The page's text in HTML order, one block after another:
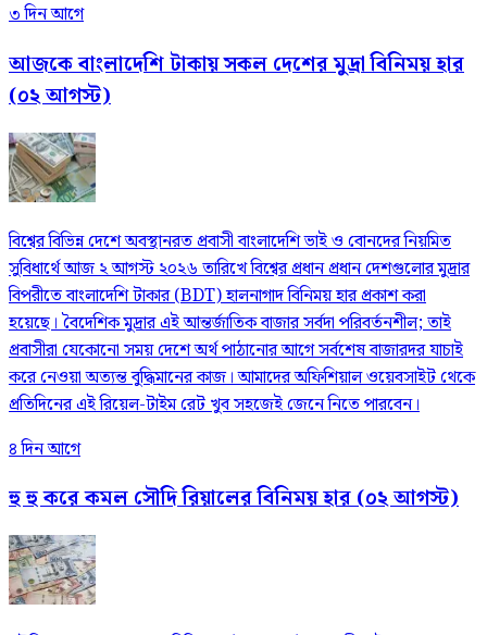
৩ দিন আগে
আজকে বাংলাদেশি টাকায় সকল দেশের মুদ্রা বিনিময় হার
(০২ আগস্ট)
বিশ্বের বিভিন্ন দেশে অবস্থানরত প্রবাসী বাংলাদেশি ভাই ও বোনদের নিয়মিত
সুবিধার্থে আজ ২ আগস্ট ২০২৬ তারিখে বিশ্বের প্রধান প্রধান দেশগুলোর মুদ্রার
বিপরীতে বাংলাদেশি টাকার (BDT) হালনাগাদ বিনিময় হার প্রকাশ করা
হয়েছে। বৈদেশিক মুদ্রার এই আন্তর্জাতিক বাজার সর্বদা পরিবর্তনশীল; তাই
প্রবাসীরা যেকোনো সময় দেশে অর্থ পাঠানোর আগে সর্বশেষ বাজারদর যাচাই
করে নেওয়া অত্যন্ত বুদ্ধিমানের কাজ। আমাদের অফিশিয়াল ওয়েবসাইট থেকে
প্রতিদিনের এই রিয়েল-টাইম রেট খুব সহজেই জেনে নিতে পারবেন।
৪ দিন আগে
হু হু করে কমল সৌদি রিয়ালের বিনিময় হার (০২ আগস্ট)